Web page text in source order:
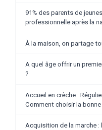
91% des parents de
professionnelle après la
À la maison, on partage
A quel âge offrir un
?
Accueil en crèche :
Comment choisir la
Acquisition de la marche :